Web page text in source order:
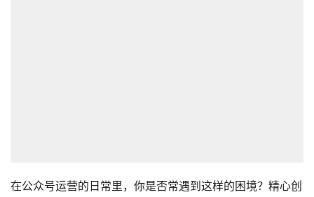
在公众号运营的日常里，你是否常遇到这样的困境？精心创